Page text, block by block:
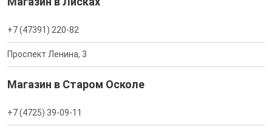
+7 (47391) 220-82
Проспект Ленина, 3
Магазин в Старом Осколе
+7 (4725) 39-09-11